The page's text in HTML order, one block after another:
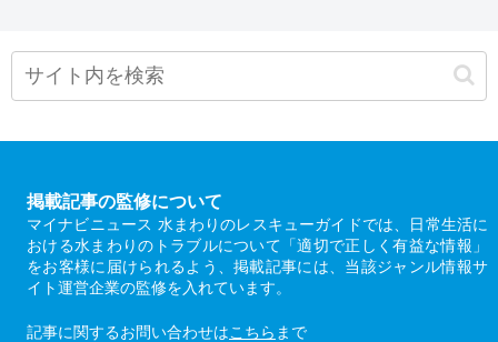
掲載記事の監修について
マイナビニュース 水まわりのレスキューガイドでは、日常生活に
おける水まわりのトラブルについて「適切で正しく有益な情報」
をお客様に届けられるよう、掲載記事には、当該ジャンル情報サ
イト運営企業の監修を入れています。
記事に関するお問い合わせはこちら まで